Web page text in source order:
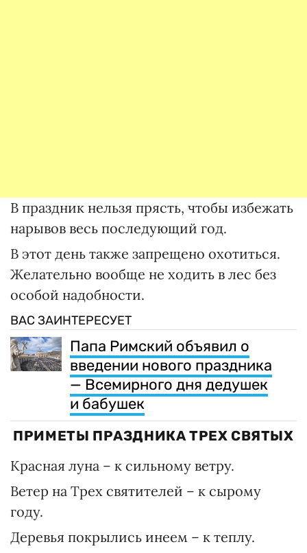
В праздник нельзя прясть, чтобы избежать
нарывов весь последующий год.
В этот день также запрещено охотиться.
Желательно вообще не ходить в лес без
особой надобности.
ВАС ЗАИНТЕРЕСУЕТ
Папа Римский объявил о
введении нового праздника
— Всемирного дня дедушек
и бабушек
ПРИМЕТЫ ПРАЗДНИКА ТРЕХ СВЯТЫХ
Красная луна – к сильному ветру.
Ветер на Трех святителей – к сырому
году.
Деревья покрылись инеем – к теплу.